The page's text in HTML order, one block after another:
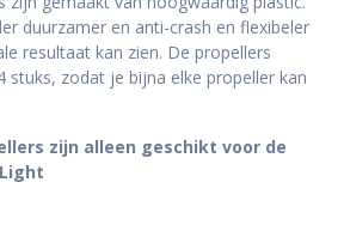
duurzamer en anti-crash en flexibeler
resultaat kan zien. De propellers
stuks, zodat je bijna elke propeller kan
zijn alleen geschikt voor de